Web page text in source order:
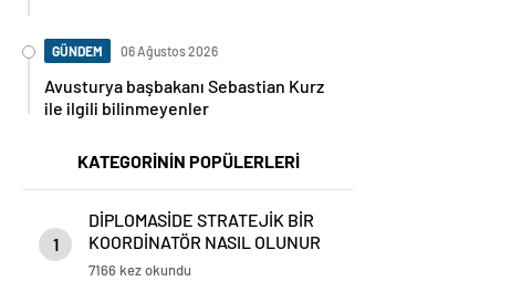
GÜNDEM 06 Ağustos 2026
Avusturya başbakanı Sebastian Kurz
ile ilgili bilinmeyenler
KATEGORİNİN POPÜLERLERİ
1
DİPLOMASİDE STRATEJİK BİR
KOORDİNATÖR NASIL OLUNUR
7166 kez okundu